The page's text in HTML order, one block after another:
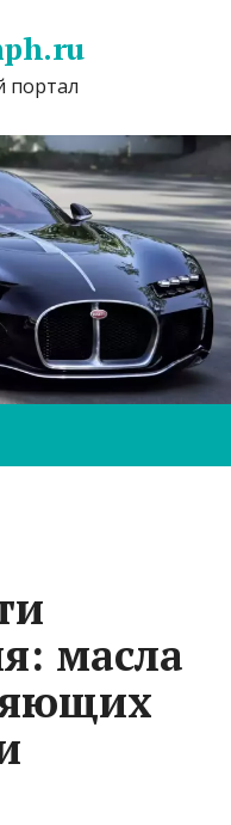
портал
масла